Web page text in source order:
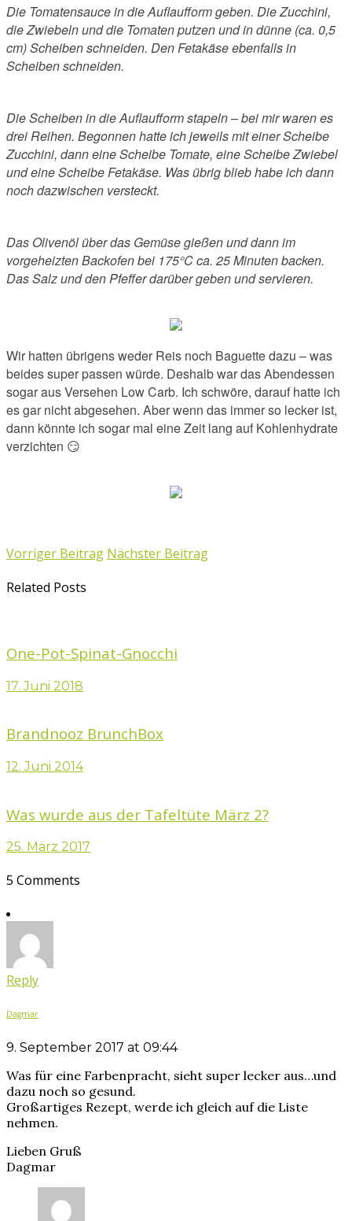
Die Tomatensauce in die Auflaufform geben. Die Zucchini,
die Zwiebeln und die Tomaten putzen und in dünne (ca. 0,5
cm) Scheiben schneiden. Den Fetakäse ebenfalls in
Scheiben schneiden.
Die Scheiben in die Auflaufform stapeln – bei mir waren es
drei Reihen. Begonnen hatte ich jeweils mit einer Scheibe
Zucchini, dann eine Scheibe Tomate, eine Scheibe Zwiebel
und eine Scheibe Fetakäse. Was übrig blieb habe ich dann
noch dazwischen versteckt.
Das Olivenöl über das Gemüse gießen und dann im
vorgeheizten Backofen bei 175°C ca. 25 Minuten backen.
Das Salz und den Pfeffer darüber geben und servieren.
Wir hatten übrigens weder Reis noch Baguette dazu – was
beides super passen würde. Deshalb war das Abendessen
sogar aus Versehen Low Carb. Ich schwöre, darauf hatte ich
es gar nicht abgesehen. Aber wenn das immer so lecker ist,
dann könnte ich sogar mal eine Zeit lang auf Kohlenhydrate
verzichten 😏
Vorriger Beitrag Nächster Beitrag
Related Posts
One-Pot-Spinat-Gnocchi
17. Juni 2018
Brandnooz BrunchBox
12. Juni 2014
Was wurde aus der Tafeltüte März 2?
25. März 2017
5 Comments
Reply
Dagmar
9. September 2017 at 09:44
Was für eine Farbenpracht, sieht super lecker aus…und
dazu noch so gesund.
Großartiges Rezept, werde ich gleich auf die Liste
nehmen.
Lieben Gruß
Dagmar